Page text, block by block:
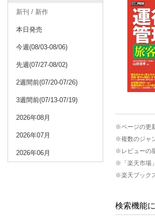
新刊 / 新作
本日発売
今週(08/03-08/06)
先週(07/27-08/02)
2週間前(07/20-07/26)
3週間前(07/13-07/19)
2026年08月
2026年07月
2026年06月
※ページの更
※複数のジャ
※レビューの
※「楽天市場
※楽天ブック
検索機能